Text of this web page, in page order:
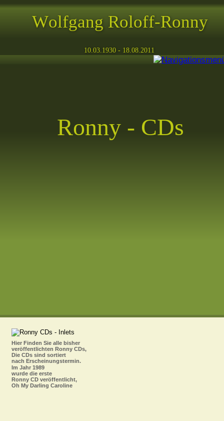
Wolfgang Roloff-Ronny
10.03.1930 - 18.08.2011
Ronny - CDs
Hier Finden Sie alle bisher
veröffentlichten Ronny CDs,
Die CDs sind sortiert
nach Erscheinungstermin.
Im Jahr 1989
wurde die erste
Ronny CD veröffentlicht,
Oh My Darling Caroline